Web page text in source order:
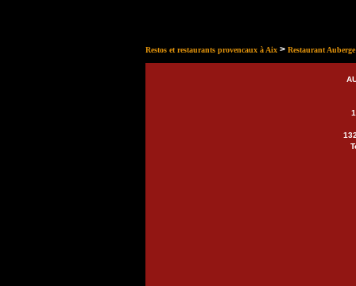
Restos et restaurants provencaux à Aix> Restaurant